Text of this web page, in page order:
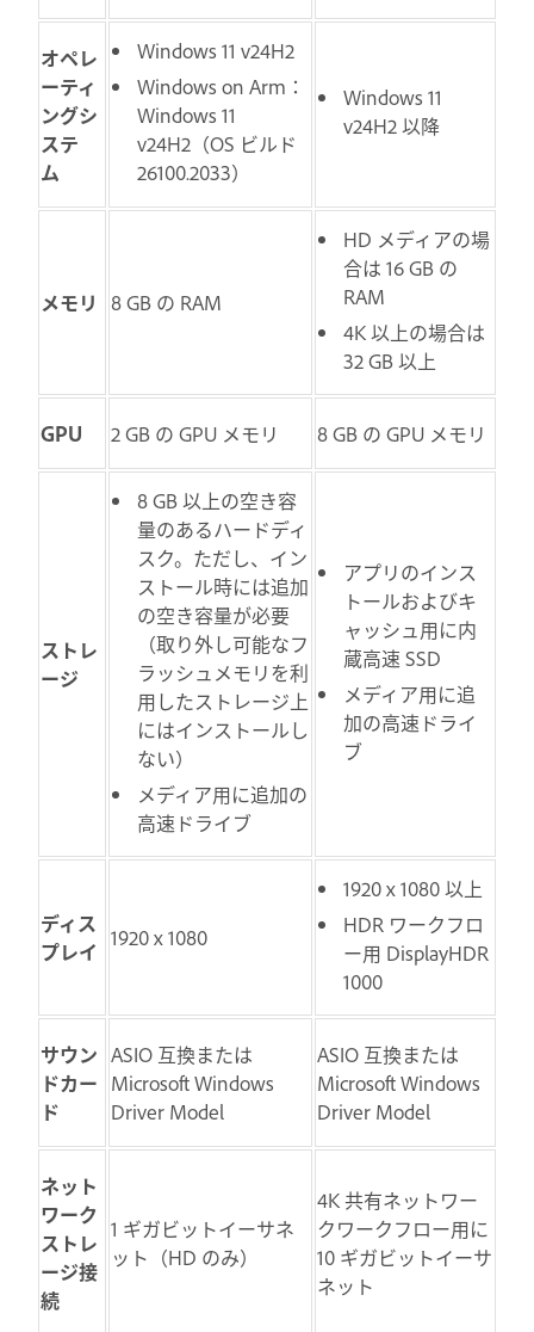
オペレ
ーティ
ングシ
ステ
ム
Windows 11 v24H2
Windows on Arm：
Windows 11
v24H2（OS ビルド
26100.2033）
Windows 11
v24H2 以降
メモリ 8 GB の RAM
HD メディアの場
合は 16 GB の
RAM
4K 以上の場合は
32 GB 以上
GPU 2 GB の GPU メモリ 8 GB の GPU メモリ
ストレ
ージ
8 GB 以上の空き容
量のあるハードディ
スク。ただし、イン
ストール時には追加
の空き容量が必要
（取り外し可能なフ
ラッシュメモリを利
用したストレージ上
にはインストールし
ない）
メディア用に追加の
高速ドライブ
アプリのインス
トールおよびキ
ャッシュ用に内
蔵高速 SSD
メディア用に追
加の高速ドライ
ブ
ディス
プレイ 1920 x 1080
1920 x 1080 以上
HDR ワークフロ
ー用 DisplayHDR
1000
サウン
ドカー
ド
ASIO 互換または
Microsoft Windows
Driver Model
ASIO 互換または
Microsoft Windows
Driver Model
ネット
ワーク
ストレ
ージ接
続
1 ギガビットイーサネ
ット（HD のみ）
4K 共有ネットワー
クワークフロー用に
10 ギガビットイーサ
ネット